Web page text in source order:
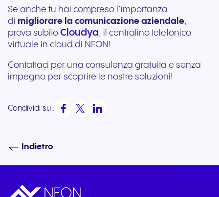
Se anche tu hai compreso l’importanza
di migliorare la comunicazione aziendale,
prova subito Cloudya, il centralino telefonico
virtuale in cloud di NFON!
Contattaci per una consulenza gratuita e senza
impegno per scoprire le nostre soluzioni!
Condividi su :
Indietro